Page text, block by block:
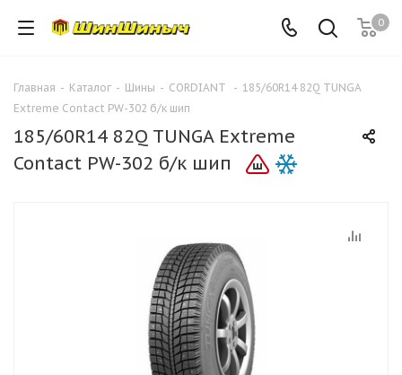
0
Главная - Каталог - Шины - CORDIANT - 185/60R14 82Q TUNGA
Extreme Contact PW-302 б/к шип
185/60R14 82Q TUNGA Extreme
Contact PW-302 б/к шип